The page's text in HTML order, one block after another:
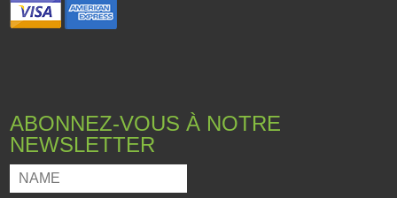
ABONNEZ-VOUS À NOTRE
NEWSLETTER